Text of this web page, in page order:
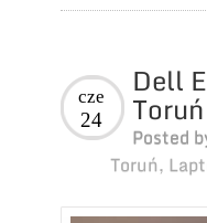
Dell
Toruń
cze
24
Posted
Toruń,